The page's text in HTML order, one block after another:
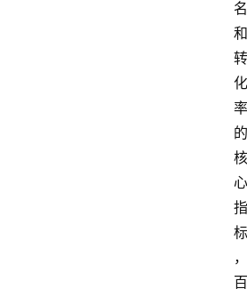
名
和
转
化
率
的
核
心
指
标
，
百